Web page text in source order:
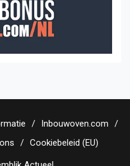
Inbouwoven.com
Cookiebeleid (EU)